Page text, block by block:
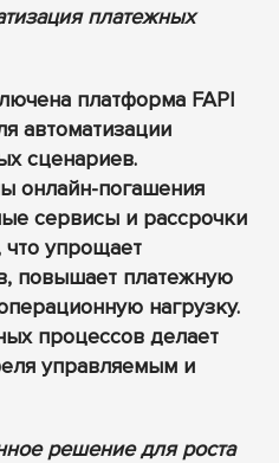
платежных
платформа FAPI
автоматизации
сценариев.
онлайн-погашения
сервисы и рассрочки
что упрощает
повышает платежную
нагрузку.
процессов делает
управляемым и
решение для роста